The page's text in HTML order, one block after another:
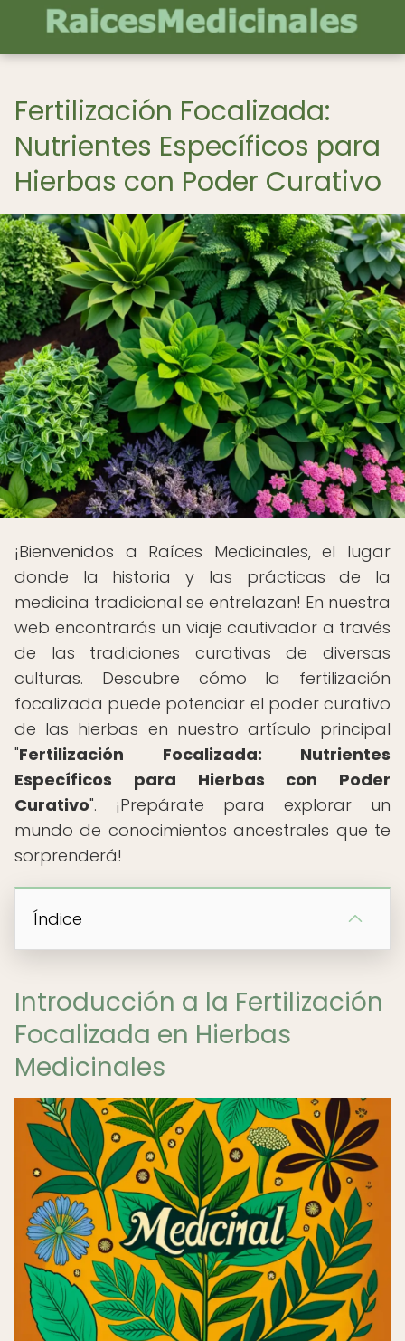
Fertilización Focalizada:
Nutrientes Específicos para
Hierbas con Poder Curativo
¡Bienvenidos a Raíces Medicinales, el lugar
donde la historia y las prácticas de la
medicina tradicional se entrelazan! En nuestra
web encontrarás un viaje cautivador a través
de las tradiciones curativas de diversas
culturas. Descubre cómo la fertilización
focalizada puede potenciar el poder curativo
de las hierbas en nuestro artículo principal
"Fertilización Focalizada: Nutrientes
Específicos para Hierbas con Poder
Curativo". ¡Prepárate para explorar un
mundo de conocimientos ancestrales que te
sorprenderá!
Índice
Introducción a la Fertilización
Focalizada en Hierbas
Medicinales